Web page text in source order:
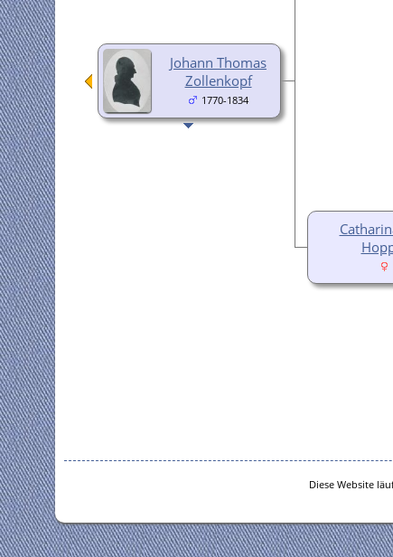
Johann Thomas
Zollenkopf
1770-1834
Diese Website